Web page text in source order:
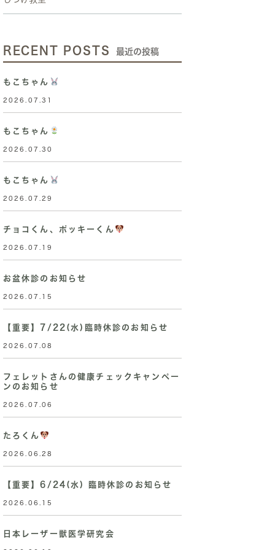
RECENT POSTS 最近の投稿
もこちゃん
2026.07.31
もこちゃん
2026.07.30
もこちゃん
2026.07.29
チョコくん、ポッキーくん
2026.07.19
お盆休診のお知らせ
2026.07.15
【重要】7/22(水)臨時休診のお知らせ
2026.07.08
フェレットさんの健康チェックキャンペー
ンのお知らせ
2026.07.06
たろくん
2026.06.28
【重要】6/24(水) 臨時休診のお知らせ
2026.06.15
日本レーザー獣医学研究会